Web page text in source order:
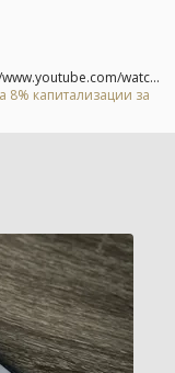
www.youtube.com/watc...
8% капитализации за